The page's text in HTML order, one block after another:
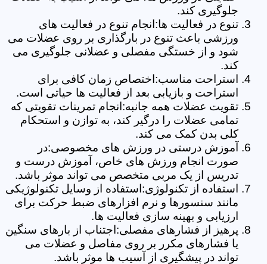
جلوگیری کند.
تنوع در فعالیت ها:انجام تنوع در فعالیت های
ورزشی باعث تنوع در بارگذاری بر روی عضلات می
شود و از خستگی مفصلی و عضلانی جلوگیری می
کند.
استراحت مناسب:اختصاص زمان کافی برای
استراحت و بازیابی بعد از فعالیت ها حیاتی است.
تقویت عضلات همه جانبه:انجام تمرینات تقویتی که
تمامی عضلات را درگیر کند، به توازن و استحکام
کلی بدن کمک می کند.
آموزش درستی در ورزش های مخصوصی:در
صورت انجام ورزش های خاص، آموزش درست و
تدریس از یک مربی متخصص می تواند موثر باشد.
استفاده از تکنولوژی:استفاده از وسایل تکنولوژیکی
مانند سنسورها و نرم افزارهای ضبط حرکت برای
ارزیابی و بهینه سازی فعالیت ها.
پرهیز از فشارهای مفصلی:اجتناب از بارهای سنگین
یا فشارهای مکرر بر روی مفاصل و عضلات می
تواند در پیشگیری از آسیب ها موثر باشد.